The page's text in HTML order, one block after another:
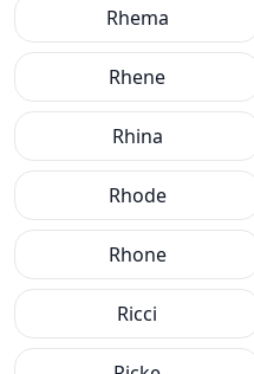
Rhema
Rhene
Rhina
Rhode
Rhone
Ricci